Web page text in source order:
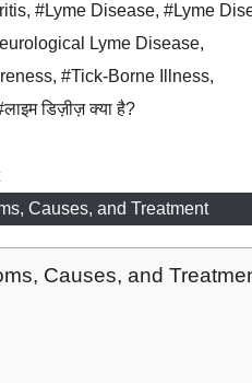
, #Lyme Disease, #Lyme
Lyme Disease,
, #Tick-Borne Illness,
डिज़ीज़ क्या है?
Causes, and Treatment
Causes, and